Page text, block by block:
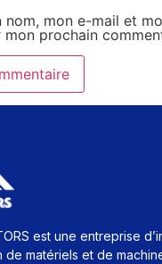
nom, mon e-mail et
prochain
est une entreprise
de matériels et de